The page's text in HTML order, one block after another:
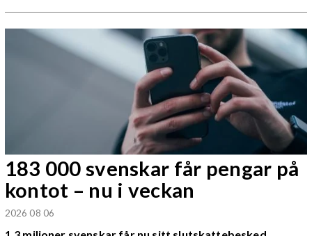
183 000 svenskar får pengar på
kontot – nu i veckan
2026 08 06